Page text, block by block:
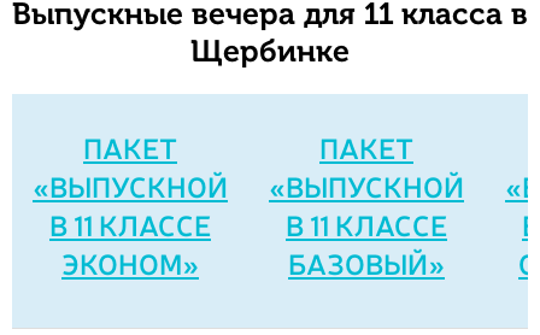
Выпускные вечера для 11 класса в
Щербинке
ПАКЕТ
«ВЫПУСКНОЙ
В 11 КЛАССЕ
ЭКОНОМ»
ПАКЕТ
«ВЫПУСКНОЙ
В 11 КЛАССЕ
БАЗОВЫЙ»